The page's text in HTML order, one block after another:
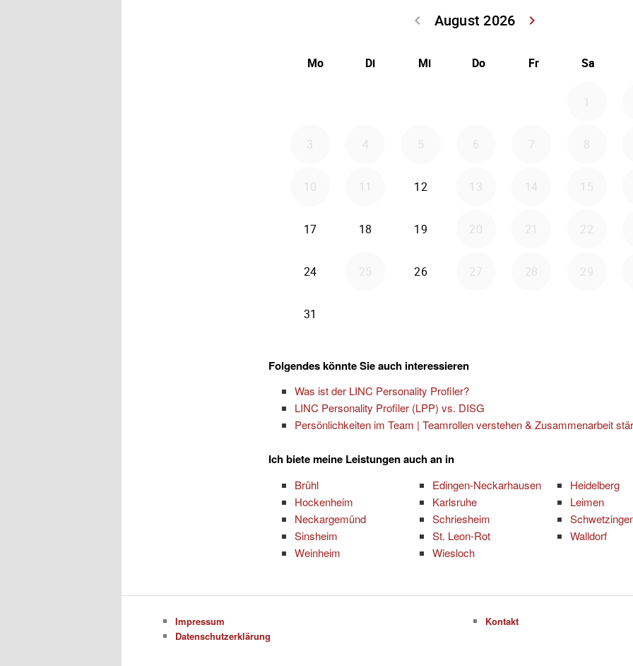
Folgendes könnte Sie auch interessieren
Was ist der LINC Personality Profiler?
LINC Personality Profiler (LPP) vs. DISG
Persönlichkeiten im Team | Teamrollen verstehen & Zusammenarbeit
Ich biete meine Leistungen auch an in
Brühl
Hockenheim
Neckargemünd
Sinsheim
Weinheim
Edingen-Neckarhausen
Karlsruhe
Schriesheim
St. Leon-Rot
Wiesloch
Heidelberg
Leimen
Walldorf
Impressum
Datenschutzerklärung
Kontakt